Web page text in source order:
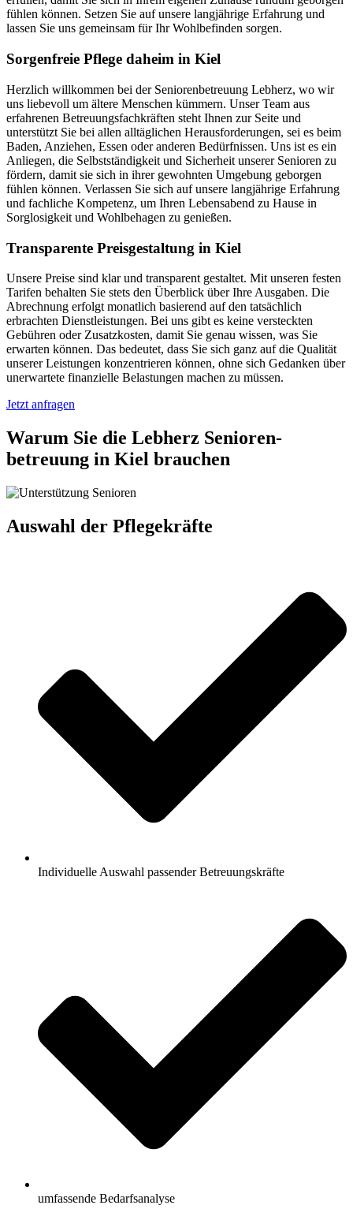
fühlen können. Setzen Sie auf unsere langjährige Erfahrung und
lassen Sie uns gemeinsam für Ihr Wohlbefinden sorgen.
Sorgenfreie Pflege daheim in Kiel
Herzlich willkommen bei der Seniorenbetreuung Lebherz, wo wir
uns liebevoll um ältere Menschen kümmern. Unser Team aus
erfahrenen Betreuungsfachkräften steht Ihnen zur Seite und
unterstützt Sie bei allen alltäglichen Herausforderungen, sei es beim
Baden, Anziehen, Essen oder anderen Bedürfnissen. Uns ist es ein
Anliegen, die Selbstständigkeit und Sicherheit unserer Senioren zu
fördern, damit sie sich in ihrer gewohnten Umgebung geborgen
fühlen können. Verlassen Sie sich auf unsere langjährige Erfahrung
und fachliche Kompetenz, um Ihren Lebensabend zu Hause in
Sorglosigkeit und Wohlbehagen zu genießen.
Transparente Preisgestaltung in Kiel
Unsere Preise sind klar und transparent gestaltet. Mit unseren festen
Tarifen behalten Sie stets den Überblick über Ihre Ausgaben. Die
Abrechnung erfolgt monatlich basierend auf den tatsächlich
erbrachten Dienstleistungen. Bei uns gibt es keine versteckten
Gebühren oder Zusatzkosten, damit Sie genau wissen, was Sie
erwarten können. Das bedeutet, dass Sie sich ganz auf die Qualität
unserer Leistungen konzentrieren können, ohne sich Gedanken über
unerwartete finanzielle Belastungen machen zu müssen.
Jetzt anfragen
Warum Sie die Lebherz Senioren­
betreuung in Kiel brauchen
Auswahl der Pflegekräfte
Individuelle Auswahl passender Betreuungskräfte
umfassende Bedarfsanalyse